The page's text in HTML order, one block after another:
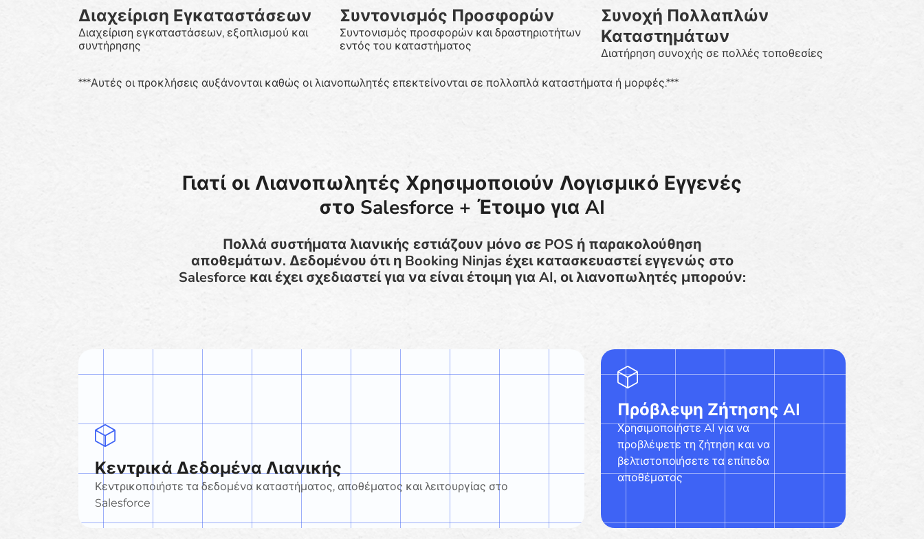
Διαχείριση Εγκαταστάσεων
Διαχείριση εγκαταστάσεων, εξοπλισμού και
συντήρησης
Συντονισμός Προσφορών
Συντονισμός προσφορών και δραστηριοτήτων
εντός του καταστήματος
Συνοχή Πολλαπλών
Καταστημάτων
Διατήρηση συνοχής σε πολλές τοποθεσίες
***Αυτές οι προκλήσεις αυξάνονται καθώς οι λιανοπωλητές επεκτείνονται σε πολλαπλά καταστήματα ή μορφές.***
Γιατί οι Λιανοπωλητές Χρησιμοποιούν Λογισμικό Εγγενές
στο Salesforce + Έτοιμο για AI
Πολλά συστήματα λιανικής εστιάζουν μόνο σε POS ή παρακολούθηση
αποθεμάτων. Δεδομένου ότι η Booking Ninjas έχει κατασκευαστεί εγγενώς στο
Salesforce και έχει σχεδιαστεί για να είναι έτοιμη για AI, οι λιανοπωλητές μπορούν:
Κεντρικά Δεδομένα Λιανικής
Κεντρικοποιήστε τα δεδομένα καταστήματος, αποθέματος και λειτουργίας στο
Salesforce
Πρόβλεψη Ζήτησης AI
Χρησιμοποιήστε AI για να
προβλέψετε τη ζήτηση και να
βελτιστοποιήσετε τα επίπεδα
αποθέματος